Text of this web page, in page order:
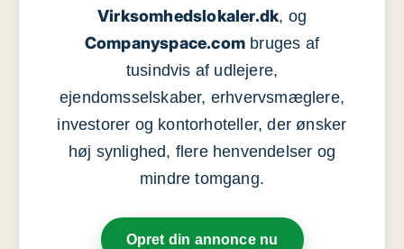
Virksomhedslokaler.dk, og
Companyspace.com bruges af
tusindvis af udlejere,
ejendomsselskaber, erhvervsmæglere,
investorer og kontorhoteller, der ønsker
høj synlighed, flere henvendelser og
mindre tomgang.
Opret din annonce nu